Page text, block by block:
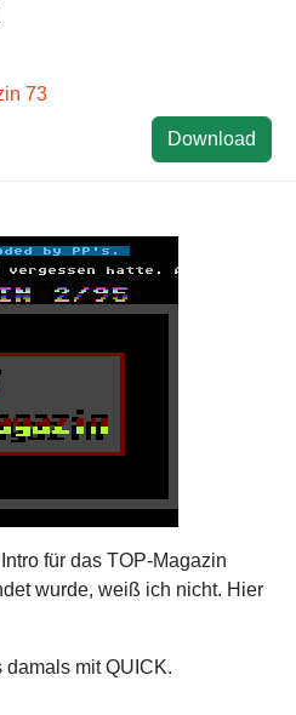
73
Download
für das TOP-Magazin
wurde, weiß ich nicht. Hier
damals mit QUICK.